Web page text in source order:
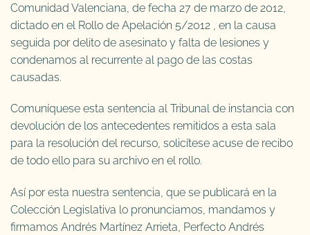
Comunidad Valenciana, de fecha 27 de marzo de 2012,
dictado en el Rollo de Apelación 5/2012 , en la causa
seguida por delito de asesinato y falta de lesiones y
condenamos al recurrente al pago de las costas
causadas.
Comuníquese esta sentencia al Tribunal de instancia con
devolución de los antecedentes remitidos a esta sala
para la resolución del recurso, solicítese acuse de recibo
de todo ello para su archivo en el rollo.
Así por esta nuestra sentencia, que se publicará en la
Colección Legislativa lo pronunciamos, mandamos y
firmamos Andrés Martínez Arrieta, Perfecto Andrés